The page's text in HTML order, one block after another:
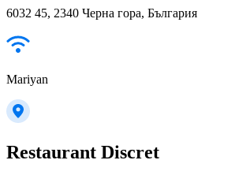
6032 45, 2340 Черна гора, България
Mariyan
Restaurant Discret